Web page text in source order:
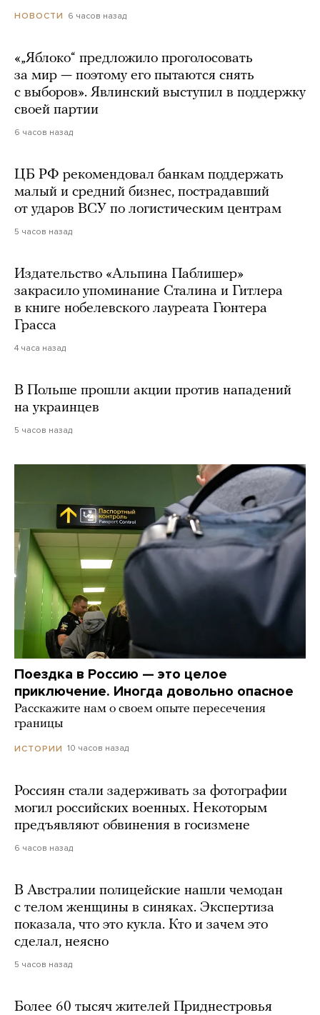
НОВОСТИ 6 часов назад
«„Яблоко“ предложило проголосовать
за мир — поэтому его пытаются снять
с выборов». Явлинский выступил в поддержку
своей партии
6 часов назад
ЦБ РФ рекомендовал банкам поддержать
малый и средний бизнес, пострадавший
от ударов ВСУ по логистическим центрам
5 часов назад
Издательство «Альпина Паблишер»
закрасило упоминание Сталина и Гитлера
в книге нобелевского лауреата Гюнтера
Грасса
4 часа назад
В Польше прошли акции против нападений
на украинцев
5 часов назад
Поездка в Россию — это целое
приключение. Иногда довольно опасное
Расскажите нам о своем опыте пересечения
границы
ИСТОРИИ 10 часов назад
Россиян стали задерживать за фотографии
могил российских военных. Некоторым
предъявляют обвинения в госизмене
6 часов назад
В Австралии полицейские нашли чемодан
с телом женщины в синяках. Экспертиза
показала, что это кукла. Кто и зачем это
сделал, неясно
5 часов назад
Более 60 тысяч жителей Приднестровья